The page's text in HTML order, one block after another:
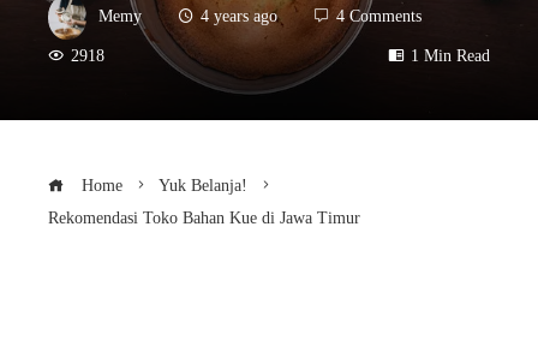
Memy 4 years ago 4 Comments
2918 1 Min Read
Home
Yuk Belanja!
Rekomendasi Toko Bahan Kue di Jawa Timur